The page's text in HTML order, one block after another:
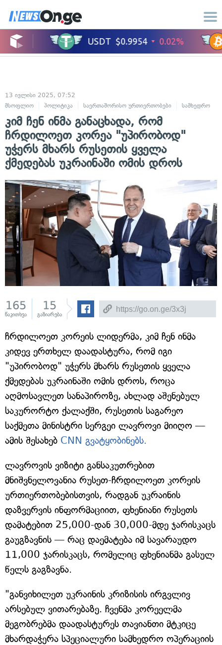
13 ივლისი 2025, 07:52
მსოფლიო
პოლიტიკა საერთაშორისო ურთიერთობები სამხედრო
კიმ ჩენ ინმა განაცხადა, რომ
ჩრდილოეთ კორეა "უპირობოდ"
უჭერს მხარს რუსეთის ყველა
ქმედებას უკრაინაში ომის დროს
165
წაკითხვა
15
გაზიარება
ჩრდილოეთ კორეის ლიდერმა, კიმ ჩენ ინმა
კიდევ ერთხელ დაადასტურა, რომ იგი
"უპირობოდ" უჭერს მხარს რუსეთის ყველა
ქმედებას უკრაინაში ომის დროს, როცა
აღმოსავლეთ სანაპიროზე, ახლად აშენებულ
საკურორტო ქალაქში, რუსეთის საგარეო
საქმეთა მინისტრი სერგეი ლავროვი მიიღო —
ამის შესახებ CNN გვატყობინებს.
ლავროვის ვიზიტი განსაკუთრებით
მნიშვნელოვანია რუსეთ-ჩრდილოეთ კორეის
ურთიერთობებისთვის, რადგან უკრაინის
დაზვერვის ინფორმაციით, ფხენიანი რუსეთს
დამატებით 25,000-დან 30,000-მდე ჯარისკაცს
გაუგზავნის — რაც დაემატება იმ სავარაუდო
11,000 ჯარისკაცს, რომელიც ფხენიანმა გასულ
წელს გაგზავნა.
"განვიხილეთ უკრაინის კრიზისის ირგვლივ
არსებულ ვითარებაზე. ჩვენმა კორეელმა
მეგობრებმა დაადასტურეს თავიანთი მტკიცე
მხარდაჭერა სპეციალური სამხედრო ოპერაციის